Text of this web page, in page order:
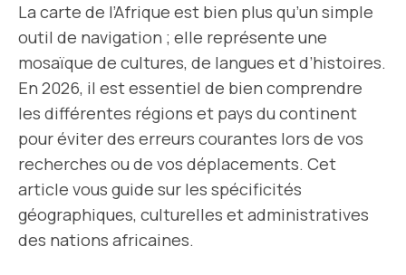
La carte de l’Afrique est bien plus qu’un simple
outil de navigation ; elle représente une
mosaïque de cultures, de langues et d’histoires.
En 2026, il est essentiel de bien comprendre
les différentes régions et pays du continent
pour éviter des erreurs courantes lors de vos
recherches ou de vos déplacements. Cet
article vous guide sur les spécificités
géographiques, culturelles et administratives
des nations africaines.